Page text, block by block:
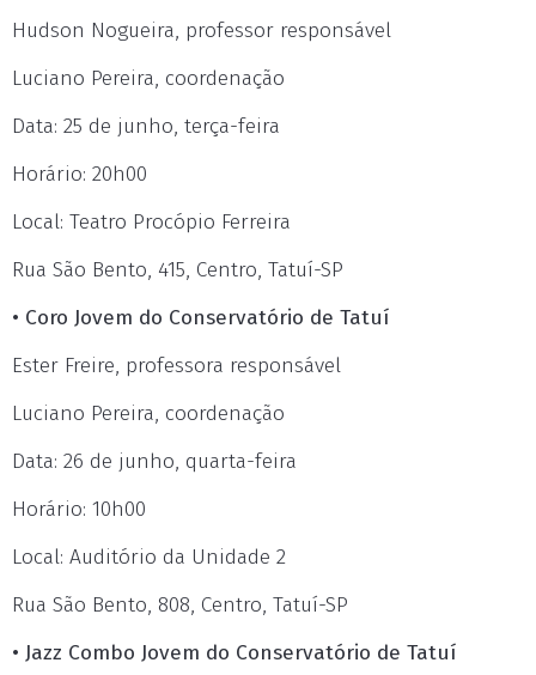
Hudson Nogueira, professor responsável
Luciano Pereira, coordenação
Data: 25 de junho, terça-feira
Horário: 20h00
Local: Teatro Procópio Ferreira
Rua São Bento, 415, Centro, Tatuí-SP
• Coro Jovem do Conservatório de Tatuí
Ester Freire, professora responsável
Luciano Pereira, coordenação
Data: 26 de junho, quarta-feira
Horário: 10h00
Local: Auditório da Unidade 2
Rua São Bento, 808, Centro, Tatuí-SP
• Jazz Combo Jovem do Conservatório de Tatuí